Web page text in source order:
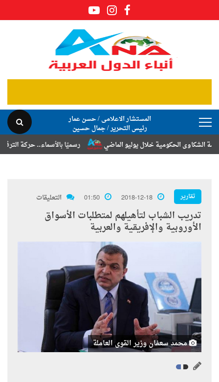
المستشار الاعلامى / حسن عمار
رئيس التحرير / جمال حسين
رسميًا بالأسماء.. حركة الترقيات
الحكومية خلال يوليو الماضي
تقارير 2018-12-18
01:50 التعليقات
تدريب الشباب لتأهيلهم لمتطلبات الأسواق
الأوروبية والإفريقية والعربية
محمد سعفان وزير القوى العاملة